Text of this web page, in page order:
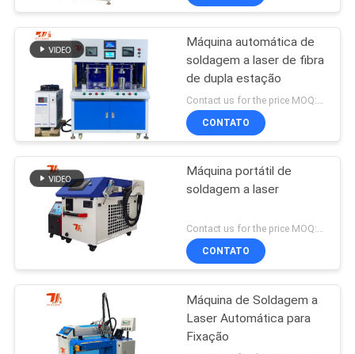
Máquina automática de
soldagem a laser de fibra
de dupla estação
CONTATO
Máquina portátil de
soldagem a laser
Contact us for the price MOQ:1 conjunto
CONTATO
Máquina de Soldagem a
Laser Automática para
Fixação